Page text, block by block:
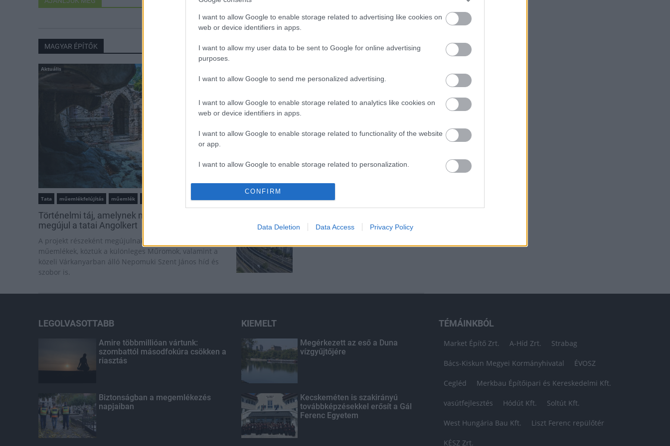
I want to allow Google to enable storage related to advertising like cookies on
web or device identifiers in apps.
I want to allow my user data to be sent to Google for online advertising
purposes.
I want to allow Google to send me personalized advertising.
I want to allow Google to enable storage related to analytics like cookies on
web or device identifiers in apps.
I want to allow Google to enable storage related to functionality of the website
or app.
I want to allow Google to enable storage related to personalization.
I want to allow Google to enable storage related to security, including
authentication functionality and fraud prevention, and other user protection.
CONFIRM
Data Deletion Data Access Privacy Policy
MAGYAR ÉPÍTŐK
Aktuális
Tata műemlékfelújítás műemlék
Történelmi táj, amelynek minden köve mesél –
megújul a tatai Angolkert
A projekt részeként megújulnak a területen található
műemlékek, köztük a különleges Műromok, valamint a
közeli Várkanyarban álló Nepomuki Szent János híd és
szobor is.
Bicske Kelet csomópont építése
csomópont épül Angyalföldön
Hódmezővásárhely jó hírű
Látványos építési szakasz indult
LEGOLVASOTTABB
Amire többmillióan vártunk:
szombattól másodfokúra csökken a
riasztás
Biztonságban a megemlékezés
napjaiban
KIEMELT
Megérkezett az eső a Duna
vízgyűjtőjére
Kecskeméten is szakirányú
továbbképzésekkel erősít a Gál
Ferenc Egyetem
TÉMÁINKBÓL
Market Építő Zrt. A-Híd Zrt. Strabag
Bács-Kiskun Megyei Kormányhivatal ÉVOSZ
Cegléd Merkbau Építőipari és Kereskedelmi Kft.
vasútfejlesztés Hódút Kft. Soltút Kft.
West Hungária Bau Kft. Liszt Ferenc repülőtér
KÉSZ Zrt.